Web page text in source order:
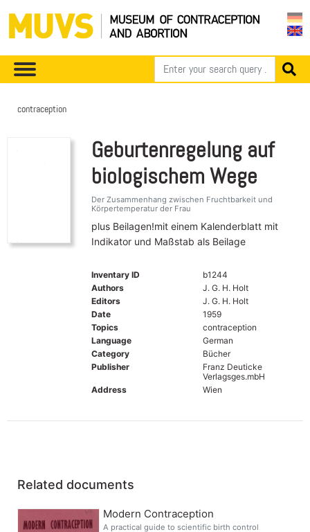
contraception
Geburtenregelung auf
biologischem Wege
Der Zusammenhang zwischen Fruchtbarkeit und
Körpertemperatur der Frau
plus Beilagen!mit einem Kalenderblatt mit
Indikator und Maßstab als Beilage
Inventary ID
b1244
Authors
J. G. H. Holt
Editors
J. G. H. Holt
Date
1959
Topics
contraception
Language
German
Category
Bücher
Publisher
Franz Deuticke
Verlagsges.mbH
Address
Wien
Related documents
Modern Contraception
A practical guide to scientific birth control